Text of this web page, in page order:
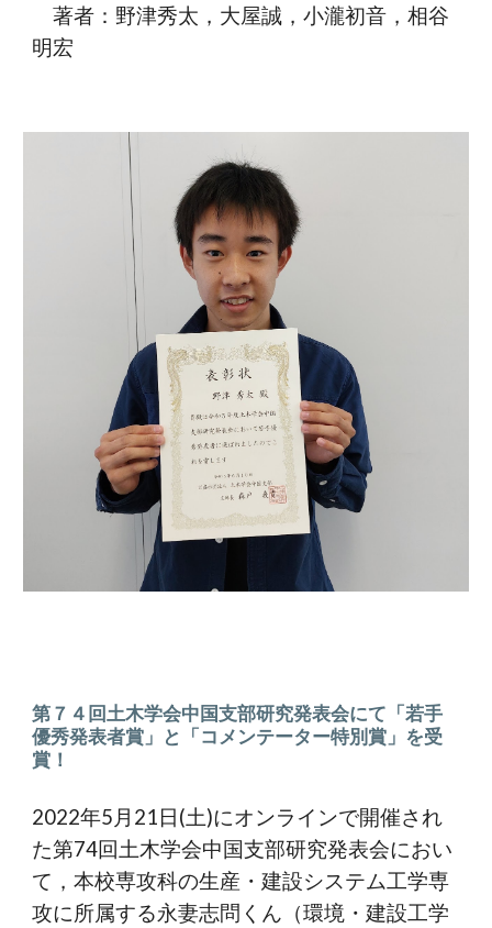
著者：野津秀太，大屋誠，小瀧初音，相谷
明宏
第７４ 回土木学会中国支部研究発表会にて「若手
優秀発表者賞」と「コメンテーター特別賞」を受
賞！
2022年5月21日(土)にオンラインで開催され
た第74回土木学会中国支部研究発表会におい
て，本校専攻科の生産・建設システム工学専
攻に所属する永妻志問くん（環境・建設工学